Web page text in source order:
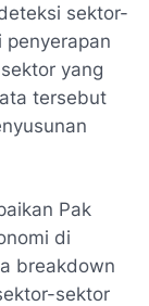
sektor-
yang
tersebut
Pak
di
breakdown
sektor